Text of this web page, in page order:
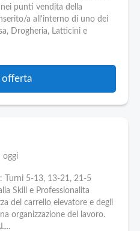
punti vendita della
a all'interno di uno dei
Drogheria, Latticini e
offerta
oggi
Turni 5-13, 13-21, 21-5
Skill e Professionalita
del carrello elevatore e degli
organizzazione del lavoro.